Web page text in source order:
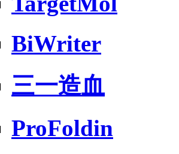
BiWriter
三一造血
ProFoldin